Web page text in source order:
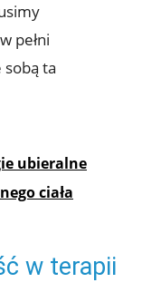
pełni
​sobą ta​
ubieralne
ciała
‍w terapii